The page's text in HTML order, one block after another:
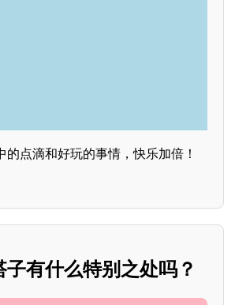
点滴和好玩的事情，快乐加倍！
有什么特别之处吗？